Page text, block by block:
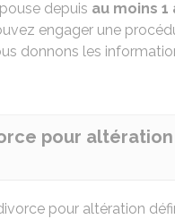
depuis au moins 1
engager une
donnons les
pour
pour altération